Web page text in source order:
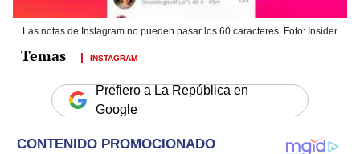
Las notas de Instagram no pueden pasar los 60 caracteres. Foto: Insider
INSTAGRAM
Prefiero a La República en
Google